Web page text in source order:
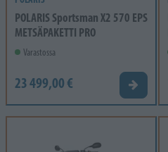
POLARIS Sportsman X2 570 EPS
METSÄPAKETTI PRO
Varastossa
23 499,00 €